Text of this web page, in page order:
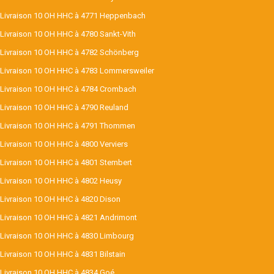
Livraison 10 OH HHC à 4771 Heppenbach
Livraison 10 OH HHC à 4780 Sankt-Vith
Livraison 10 OH HHC à 4782 Schönberg
Livraison 10 OH HHC à 4783 Lommersweiler
Livraison 10 OH HHC à 4784 Crombach
Livraison 10 OH HHC à 4790 Reuland
Livraison 10 OH HHC à 4791 Thommen
Livraison 10 OH HHC à 4800 Verviers
Livraison 10 OH HHC à 4801 Stembert
Livraison 10 OH HHC à 4802 Heusy
Livraison 10 OH HHC à 4820 Dison
Livraison 10 OH HHC à 4821 Andrimont
Livraison 10 OH HHC à 4830 Limbourg
Livraison 10 OH HHC à 4831 Bilstain